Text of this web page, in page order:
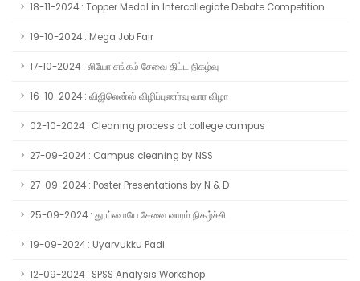
18-11-2024 : Topper Medal in Intercollegiate Debate Competition
19-10-2024 : Mega Job Fair
17-10-2024 : லியோ சங்கம் சேவை திட்ட நிகழ்வு
16-10-2024 : விஜிலென்ஸ் விழிப்புணர்வு வார விழா
02-10-2024 : Cleaning process at college campus
27-09-2024 : Campus cleaning by NSS
27-09-2024 : Poster Presentations by N & D
25-09-2024 : தூய்மையே சேவை வாரம் நிகழ்ச்சி
19-09-2024 : Uyarvukku Padi
12-09-2024 : SPSS Analysis Workshop